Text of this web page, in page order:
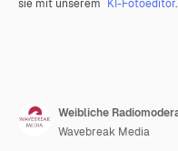
sie mit unserem KI-Fotoeditor.
Wavebreak Media